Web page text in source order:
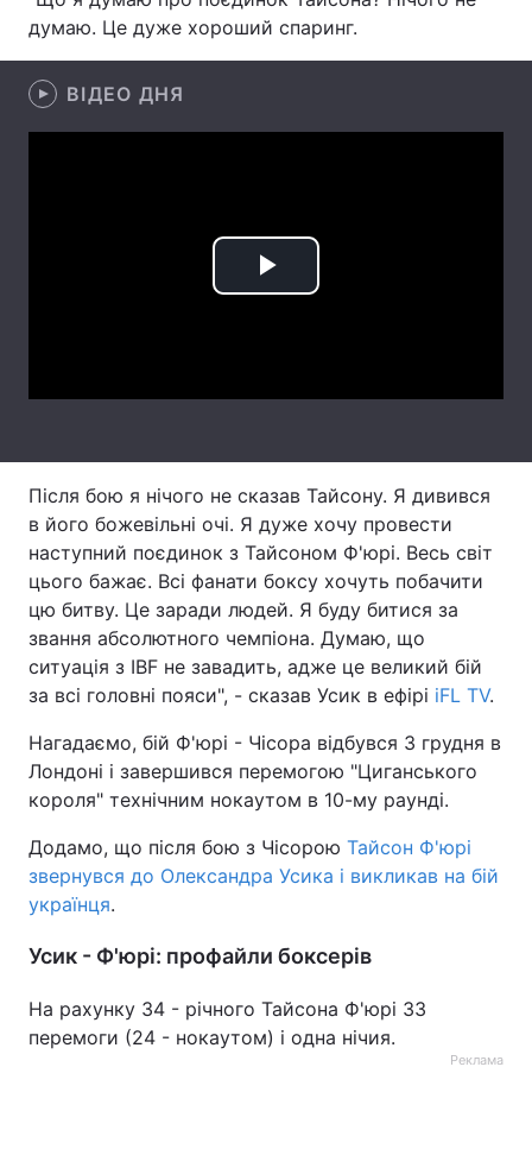
Зброя Інциденти
Статті
Архів Вакансії
Послуги
Тема оформлення
думаю. Це дуже хороший спаринг.
ВІДЕО ДНЯ
Play
Після бою я нічого не сказав Тайсону. Я дивився
в його божевільні очі. Я дуже хочу провести
наступний поєдинок з Тайсоном Ф'юрі. Весь світ
цього бажає. Всі фанати боксу хочуть побачити
цю битву. Це заради людей. Я буду битися за
звання абсолютного чемпіона. Думаю, що
ситуація з IBF не завадить, адже це великий бій
за всі головні пояси", - сказав Усик в ефірі iFL TV.
Нагадаємо, бій Ф'юрі - Чісора відбувся 3 грудня в
Лондоні і завершився перемогою "Циганського
короля" технічним нокаутом в 10-му раунді.
Додамо, що після бою з Чісорою Тайсон Ф'юрі
звернувся до Олександра Усика і викликав на бій
українця.
Усик - Ф'юрі: профайли боксерів
На рахунку 34 - річного Тайсона Ф'юрі 33
перемоги (24 - нокаутом) і одна нічия.
Реклама